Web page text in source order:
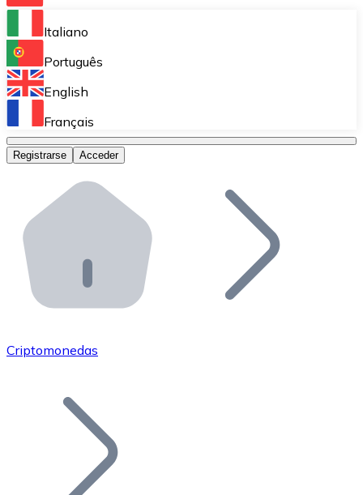
Bitnovo Ramp
Integra nuestra solución en tu plataforma.
Bitnovo Giftcards
Bitnovo OTC
Bitnovo ATM
Integra un ATM Bitnovo en tu negocio y permite que
Bitnovo API
Integra nuestra API en tu ecosistema.
Únete a nuestra red de distribuidores.
Añade tu proyecto a nuestro ecosistema.
Italiano
Português
English
Français
Registrarse Acceder
Criptomonedas